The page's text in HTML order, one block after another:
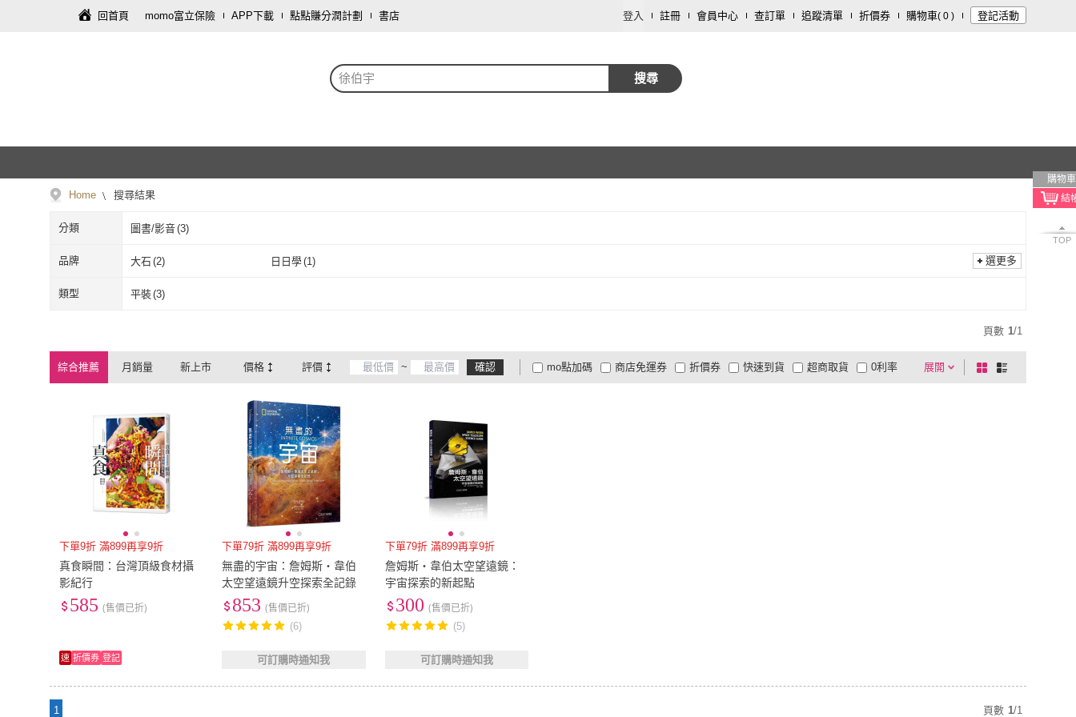
回首頁 momo富立保險 APP下載 點點賺分潤計劃 書店 登入 註冊 會員中心 查訂單 追蹤清單 折價券 購物車( 0 ) 登記活動
徐伯宇 搜尋
購物車
TOP
Home 搜尋結果
分類 圖書/影音(3)
品牌 大石(2) 日日學(1)
大石
選更多
類型 平裝(3)
頁數 1/1
綜合推薦 月銷量 新上市 價格 評價 ~ 確認 展開
折價券
有影片
商品有量 電視購物
mo點加碼 快速到貨 超商取貨
大家電安心配
大家電快配
商店免運券 0利率
棋
盤
列
下單9折 滿899再享9折
真食瞬間：台灣頂級食材攝
影紀行
585 (售價已折)
速 折價券 登記
下單79折 滿899再享9折
無盡的宇宙：詹姆斯・韋伯
太空望遠鏡升空探索全記錄
853 (售價已折)
(6)
可訂購時通知我
下單79折 滿899再享9折
詹姆斯・韋伯太空望遠鏡：
宇宙探索的新起點
300 (售價已折)
(5)
可訂購時通知我
1 頁數 1/1